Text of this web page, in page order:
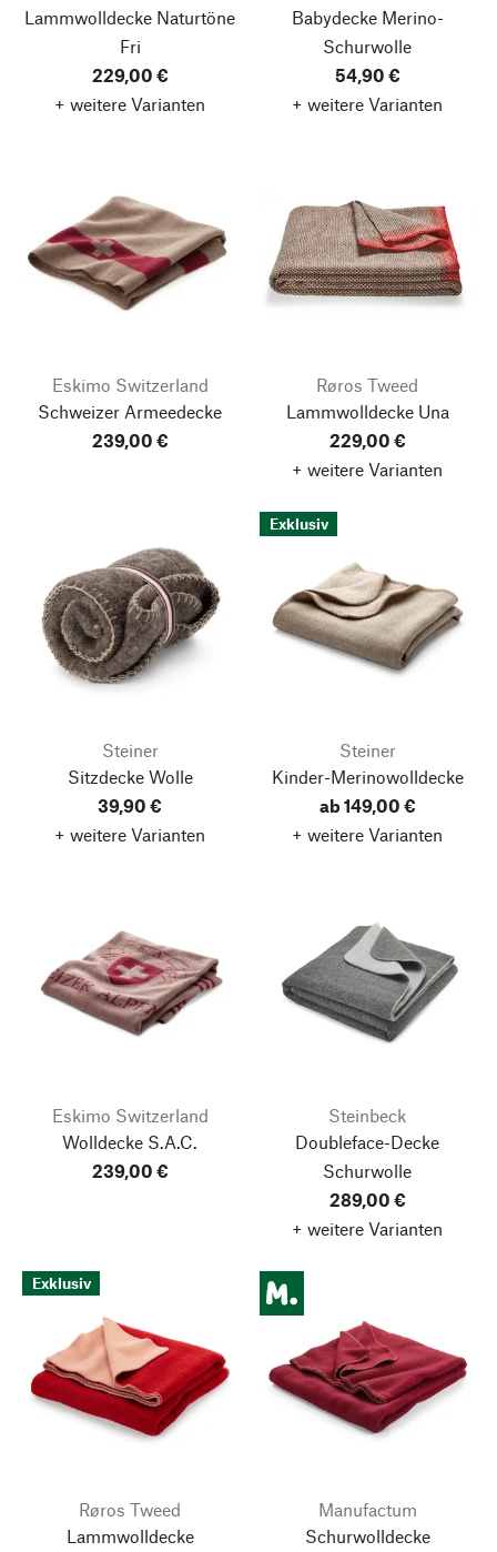
Lammwolldecke Naturtöne
Fri
229,00 €
+ weitere Varianten
Babydecke Merino-
Schurwolle
54,90 €
+ weitere Varianten
Eskimo Switzerland
Schweizer Armeedecke
239,00 €
Røros Tweed
Lammwolldecke Una
229,00 €
+ weitere Varianten
Steiner
Sitzdecke Wolle
39,90 €
+ weitere Varianten
Exklusiv
Steiner
Kinder-Merinowolldecke
ab 149,00 €
+ weitere Varianten
Eskimo Switzerland
Wolldecke S.A.C.
239,00 €
Steinbeck
Doubleface-Decke
Schurwolle
289,00 €
+ weitere Varianten
Exklusiv
Røros Tweed
Lammwolldecke
Manufactum
Schurwolldecke